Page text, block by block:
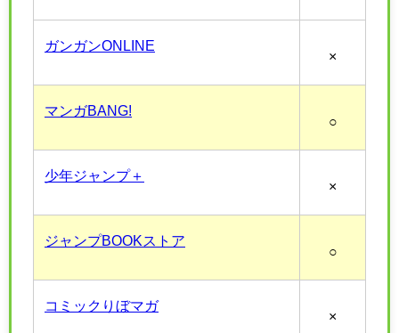
ガンガンONLINE
×
マンガBANG!
○
少年ジャンプ＋
×
ジャンプBOOKストア
○
コミックりぼマガ
×